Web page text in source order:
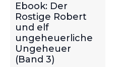
Ebook: Der
Rostige Robert
und elf
ungeheuerliche
Ungeheuer
(Band 3)